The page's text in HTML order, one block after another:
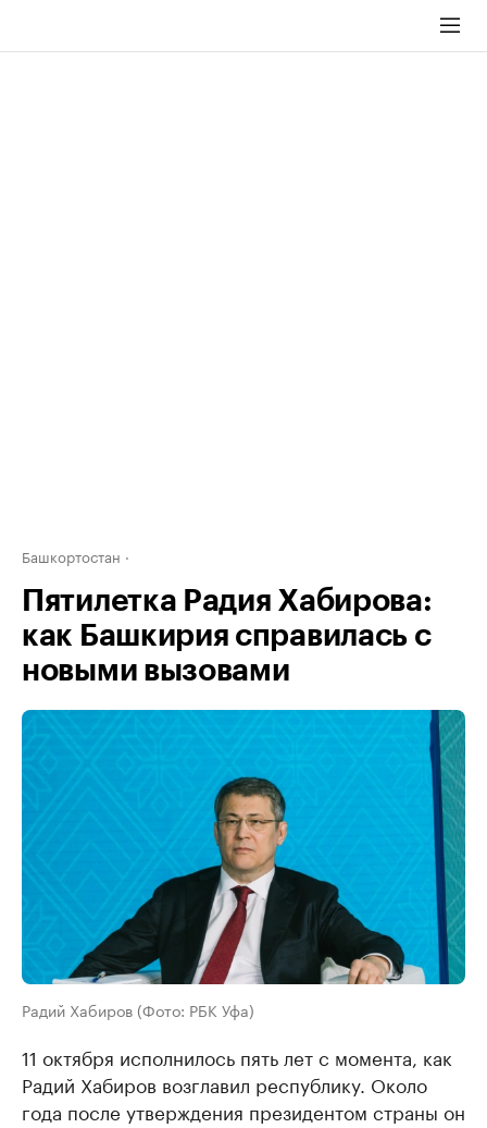
Башкортостан
Пятилетка Радия Хабирова:
как Башкирия справилась с
новыми вызовами
Радий Хабиров (Фото: РБК Уфа)
11 октября исполнилось пять лет с момента, как
Радий Хабиров возглавил республику. Около
года после утверждения президентом страны он